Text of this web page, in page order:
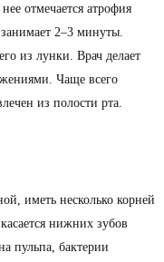
отмечается атрофия
2–3 минуты.
из лунки. Врач делает
Чаще всего
из полости рта.
иметь несколько корней
нижних зубов
пульпа, бактерии